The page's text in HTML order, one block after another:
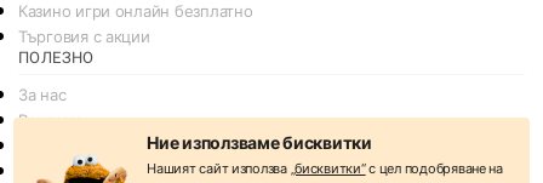
Казино игри онлайн безплатно
Търговия с акции
ПОЛЕЗНО
За нас
Реклама
Условия за споделяне
Ние използваме бисквитки
Нашият сайт използва „бисквитки“с цел подобряване на